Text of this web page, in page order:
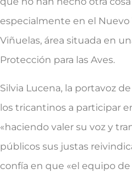
especialmente en el Nuevo
Viñuelas, área situada en
Protección para las Aves.
Silvia Lucena, la portavoz
los tricantinos a participar
«haciendo valer su voz y
públicos sus justas
confía en que «el equipo